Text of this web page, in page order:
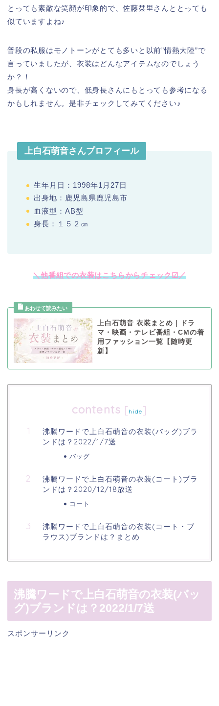
とっても素敵な笑顔が印象的で、佐藤栞里さんととっても
似ていますよね♪
普段の私服はモノトーンがとても多いと以前”情熱大陸”で
言っていましたが、衣装はどんなアイテムなのでしょう
か？！
身長が高くないので、低身長さんにもとっても参考になる
かもしれません。是非チェックしてみてください♪
上白石萌音さんプロフィール
生年月日：1998年1月27日
出身地：鹿児島県鹿児島市
血液型：AB型
身長：１５２㎝
＼他番組での衣装はこちらからチェック☑／
上白石萌音 衣装まとめ｜ドラ
マ・映画・テレビ番組・CMの着
用ファッション一覧【随時更
新】
contents [ hide]
沸騰ワードで上白石萌音の衣装(バッグ)ブラ
ンドは？2022/1/7送
バッグ
沸騰ワードで上白石萌音の衣装(コート)ブラ
ンドは？2020/12/18放送
コート
沸騰ワードで上白石萌音の衣装(コート・ブ
ラウス)ブランドは？まとめ
沸騰ワードで上白石萌音の衣装(バッ
グ)ブランドは？2022/1/7送
スポンサーリンク